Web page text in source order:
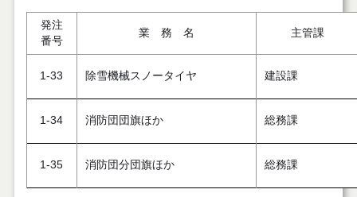
発注
番号
業 務 名 主管課
1-33 除雪機械スノータイヤ 建設課
1-34 消防団団旗ほか 総務課
1-35 消防団分団旗ほか 総務課